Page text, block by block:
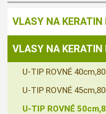
VLASY NA KERATIN
VLASY NA KERATIN
U-TIP ROVNÉ
U-TIP ROVNÉ
U-TIP ROVNÉ